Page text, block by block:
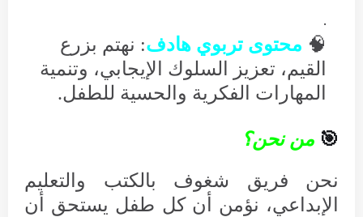
🧠 محتوى تربوي هادف: نهتم بزرع
القيم، تعزيز السلوك الإيجابي، وتنمية
المهارات الفكرية والحسية للطفل.
🎯 من نحن؟
نحن فريق شغوف بالكتب والتعليم
الإبداعي، نؤمن أن كل طفل يستحق أن